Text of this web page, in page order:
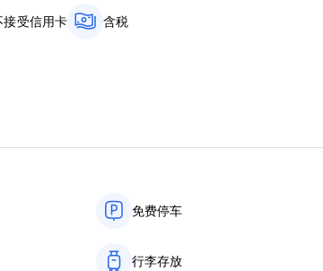
language)
接受信用卡 含税
免费停车
行李存放